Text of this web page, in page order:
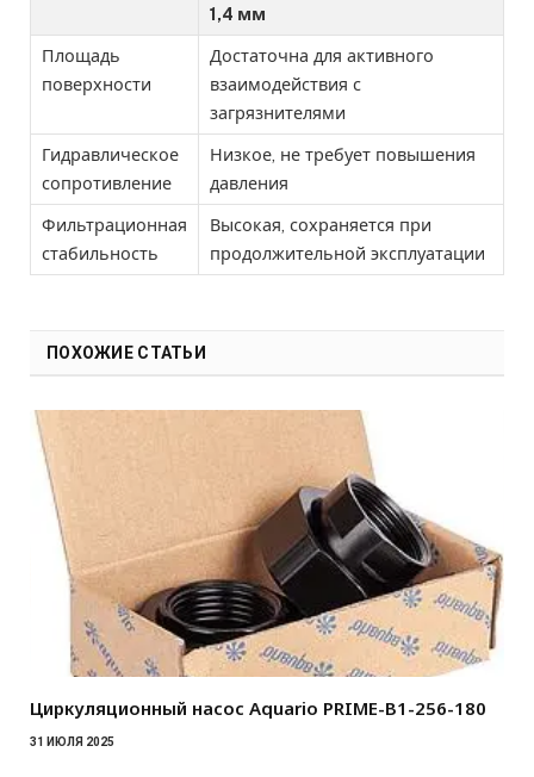
1,4 мм
Площадь
поверхности
Достаточна для активного
взаимодействия с
загрязнителями
Гидравлическое
сопротивление
Низкое, не требует повышения
давления
Фильтрационная
стабильность
Высокая, сохраняется при
продолжительной эксплуатации
ПОХОЖИЕ СТАТЬИ
Циркуляционный насос Aquario PRIME-B1-256-180
31 ИЮЛЯ 2025